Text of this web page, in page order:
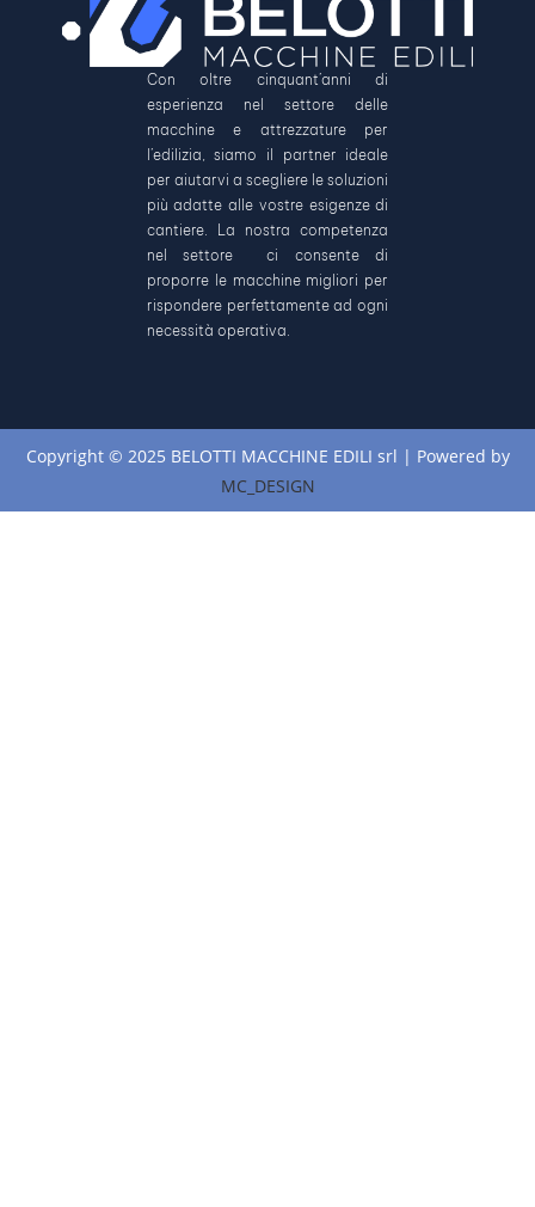
Con oltre cinquant’anni di
esperienza nel settore delle
macchine e attrezzature per
l’edilizia, siamo il partner ideale
per aiutarvi a scegliere le soluzioni
più adatte alle vostre esigenze di
cantiere. La nostra competenza
nel settore ci consente di
proporre le macchine migliori per
rispondere perfettamente ad ogni
necessità operativa.
Copyright © 2025 BELOTTI MACCHINE EDILI srl | Powered by
MC_DESIGN